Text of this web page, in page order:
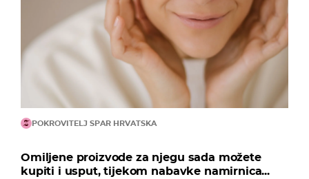
POKROVITELJ SPAR HRVATSKA
Omiljene proizvode za njegu sada možete
kupiti i usput, tijekom nabavke namirnica...